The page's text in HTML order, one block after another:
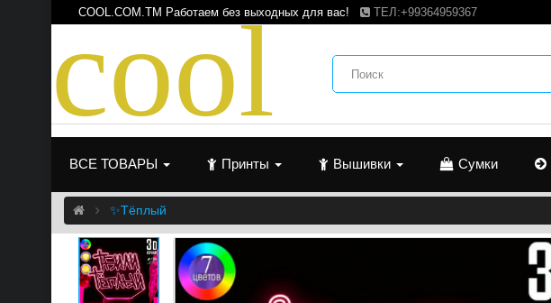
cool
COOL.COM.TM Работаем без выходных для вас! ТЕЛ:+99364959367
ВСЕ ТОВАРЫ Принты Вышивки Сумки
✨Тёплый